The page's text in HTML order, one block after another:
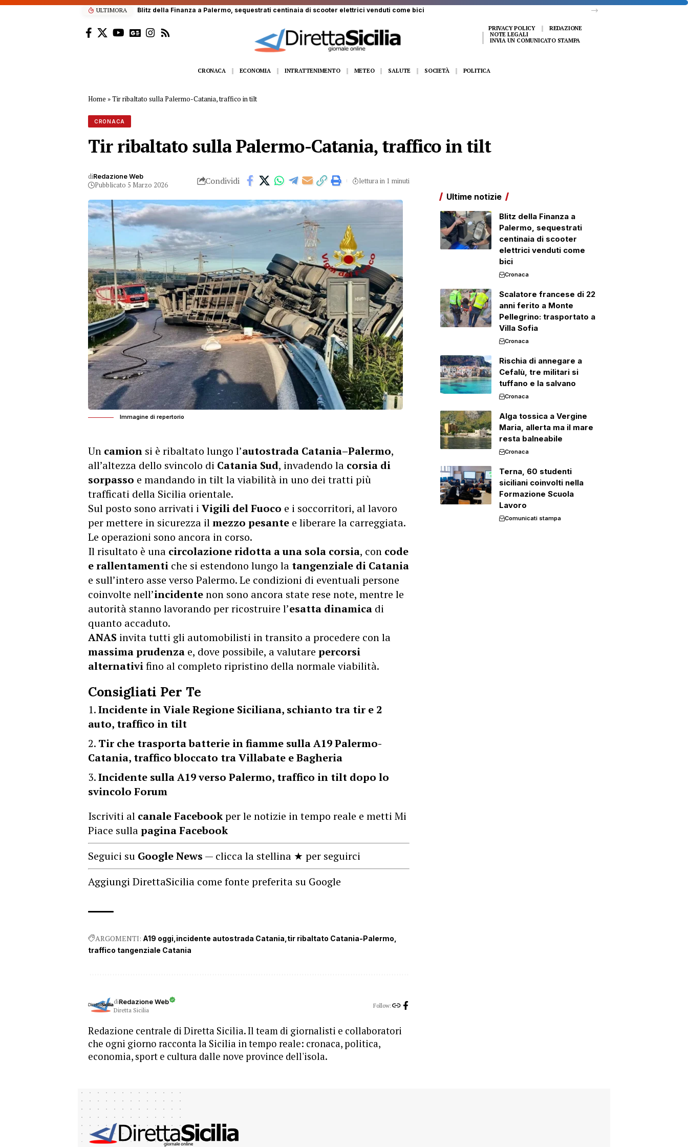
ULTIMORA Scalatore francese di 22 anni ferito a Monte Pellegrino: trasportato a Villa Sofia
PRIVACY POLICY
REDAZIONE
NOTE LEGALI
INVIA UN COMUNICATO STAMPA
CRONACA ECONOMIA INTRATTENIMENTO METEO SALUTE SOCIETÀ POLITICA
Home »Tir ribaltato sulla Palermo-Catania, traffico in tilt
CRONACA
Tir ribaltato sulla Palermo-Catania, traffico in tilt
diRedazione Web
Pubblicato 5 Marzo 2026 Condividi lettura in 1 minuti
Immagine di repertorio
Un camion si è ribaltato lungo l’autostrada Catania–Palermo,
all’altezza dello svincolo di Catania Sud, invadendo la corsia di
sorpasso e mandando in tilt la viabilità in uno dei tratti più
trafficati della Sicilia orientale.
Sul posto sono arrivati i Vigili del Fuoco e i soccorritori, al lavoro
per mettere in sicurezza ilmezzo pesante e liberare la carreggiata.
Le operazioni sono ancora in corso.
Il risultato è una circolazione ridotta a una sola corsia, con code
e rallentamenti che si estendono lungo la tangenziale di Catania
e sull’intero asse verso Palermo. Le condizioni di eventuali persone
coinvolte nell’incidentenon sono ancora state rese note, mentre le
autorità stanno lavorando per ricostruire l’esatta dinamica di
quanto accaduto.
ANAS invita tutti gli automobilisti in transito a procedere con la
massima prudenza e, dove possibile, a valutare percorsi
alternativifino al completo ripristino della normale viabilità.
Consigliati Per Te
Incidente in Viale Regione Siciliana, schianto tra tir e 2
auto, traffico in tilt
Tir che trasporta batterie in fiamme sulla A19 Palermo-
Catania, traffico bloccato tra Villabate e Bagheria
Incidente sulla A19 verso Palermo, traffico in tilt dopo lo
svincolo Forum
Iscriviti al canale Facebookper le notizie in tempo reale e metti Mi
Piace sullapagina Facebook
Seguici su Google News — clicca la stellina ★ per seguirci
Aggiungi DirettaSicilia come fonte preferita su Google
ARGOMENTI: A19 oggi incidente autostrada Catania tir ribaltato Catania-Palermo
traffico tangenziale Catania
diRedazione Web
Diretta Sicilia
Follow:
Redazione centrale di Diretta Sicilia. Il team di giornalisti e collaboratori
che ogni giorno racconta la Sicilia in tempo reale: cronaca, politica,
economia, sport e cultura dalle nove province dell'isola.
Ultime notizie
Blitz della Finanza a
Palermo, sequestrati
centinaia di scooter
elettrici venduti come
bici
Cronaca
Scalatore francese di 22
anni ferito a Monte
Pellegrino: trasportato a
Villa Sofia
Cronaca
Rischia di annegare a
Cefalù, tre militari si
tuffano e la salvano
Cronaca
Alga tossica a Vergine
Maria, allerta ma il mare
resta balneabile
Cronaca
Terna, 60 studenti
siciliani coinvolti nella
Formazione Scuola
Lavoro
Comunicati stampa